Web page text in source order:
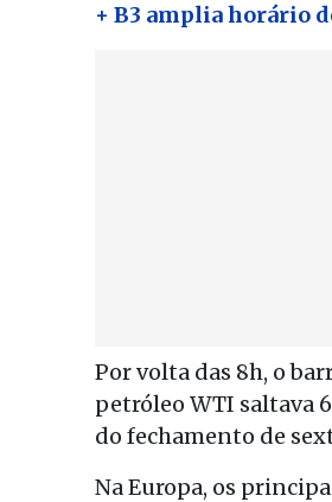
+ B3 amplia horário
Por volta das 8h, o
petróleo WTI saltava
do fechamento de
Na Europa, os